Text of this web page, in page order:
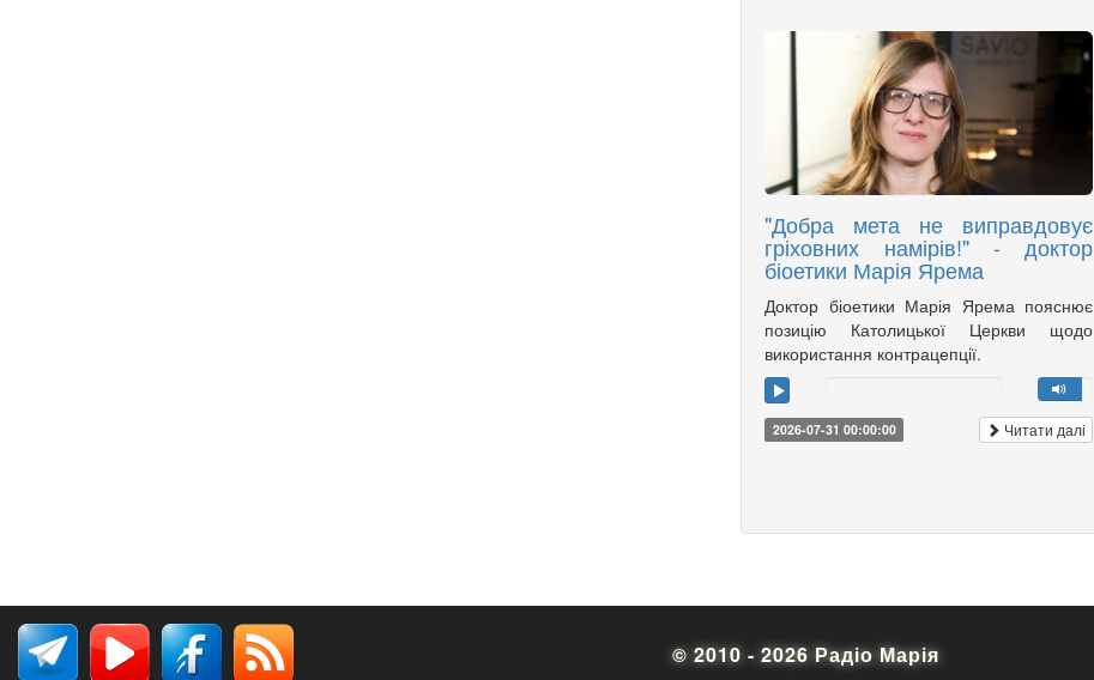
"Добра мета не виправдовує
гріховних намірів!" - доктор
біоетики Марія Ярема
Доктор біоетики Марія Ярема пояснює
позицію Католицької Церкви щодо
використання контрацепції.
2026-07-31 00:00:00 Читати далі
© 2010 - 2026 Радіо Марія